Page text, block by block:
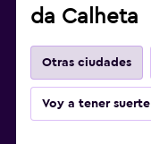
da Calheta
Otras ciudades
Voy a tener suerte